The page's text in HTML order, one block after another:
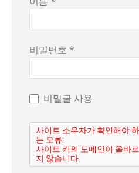
비밀번호 *
비밀글 사용